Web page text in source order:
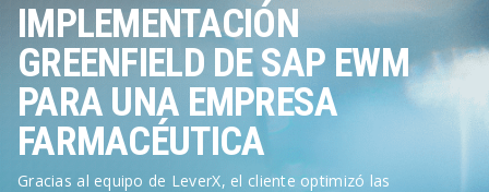
SAP Ariba
Cadena de Suministro Digital
IMPLEMENTACIÓN
GREENFIELD DE SAP EWM
PARA UNA EMPRESA
FARMACÉUTICA
Gracias al equipo de LeverX, el cliente optimizó las